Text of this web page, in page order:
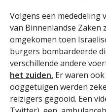
Volgens een mededeling
van Binnenlandse Zaken
omgekomen toen
burgers bombardeerde
verschillende andere
het zuiden. Er waren
ooggetuigen werden
reizigers gegooid. Een